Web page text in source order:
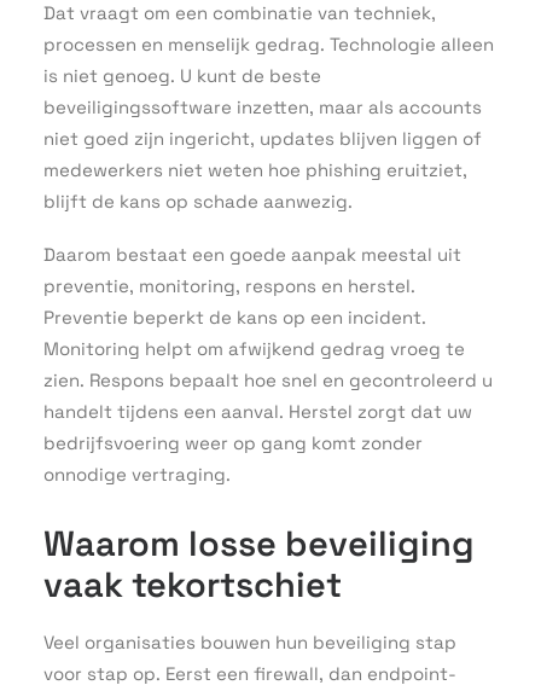
Dat vraagt om een combinatie van techniek,
processen en menselijk gedrag. Technologie alleen
is niet genoeg. U kunt de beste
beveiligingssoftware inzetten, maar als accounts
niet goed zijn ingericht, updates blijven liggen of
medewerkers niet weten hoe phishing eruitziet,
blijft de kans op schade aanwezig.
Daarom bestaat een goede aanpak meestal uit
preventie, monitoring, respons en herstel.
Preventie beperkt de kans op een incident.
Monitoring helpt om afwijkend gedrag vroeg te
zien. Respons bepaalt hoe snel en gecontroleerd u
handelt tijdens een aanval. Herstel zorgt dat uw
bedrijfsvoering weer op gang komt zonder
onnodige vertraging.
Waarom losse beveiliging
vaak tekortschiet
Veel organisaties bouwen hun beveiliging stap
voor stap op. Eerst een firewall, dan endpoint-